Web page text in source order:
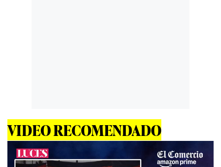
VIDEO RECOMENDADO